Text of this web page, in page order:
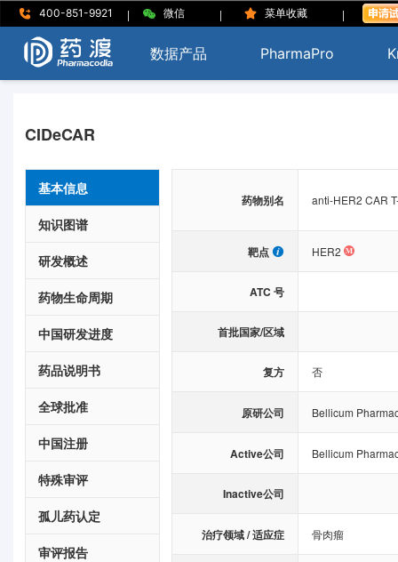
400-851-9921 | 微信 | 菜单收藏 |
数据产品 PharmaPro
CIDeCAR
基本信息
知识图谱
研发概述
药物生命周期
中国研发进度
药品说明书
全球批准
中国注册
特殊审评
孤儿药认定
审评报告
药物别名 anti-HER2 CAR
靶点 HER2
ATC 号
首批国家/区域
复方 否
原研公司 Bellicum
Active公司 Bellicum
Inactive公司
治疗领域 / 适应症 骨肉瘤